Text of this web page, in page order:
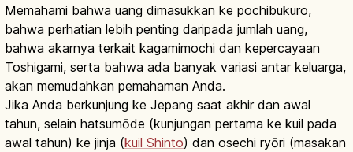
Memahami bahwa uang dimasukkan ke pochibukuro,
bahwa perhatian lebih penting daripada jumlah uang,
bahwa akarnya terkait kagamimochi dan kepercayaan
Toshigami, serta bahwa ada banyak variasi antar keluarga,
akan memudahkan pemahaman Anda.
Jika Anda berkunjung ke Jepang saat akhir dan awal
tahun, selain hatsumōde (kunjungan pertama ke kuil pada
awal tahun) ke jinja (kuil Shinto) dan osechi ryōri (masakan